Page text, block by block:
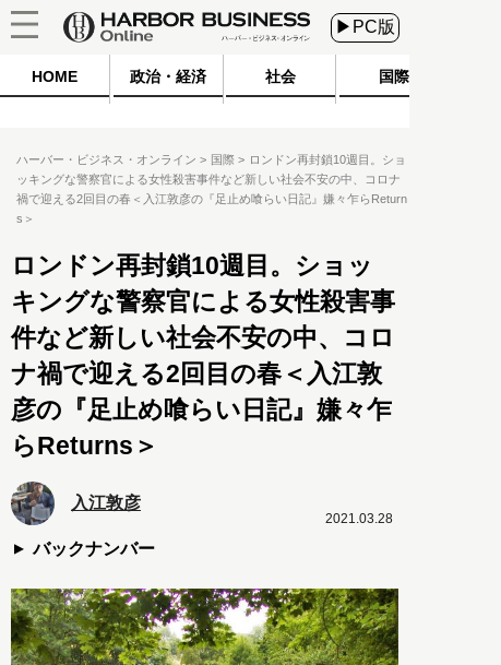
▶PC版
HOME 政治・経済 社会 国際
ハーバー・ビジネス・オンライン 国際
ロンドン再封鎖10週目。ショ
ッキングな警察官による女性殺害事件など新しい社会不安の中、コロナ
禍で迎える2回目の春＜入江敦彦の『足止め喰らい日記』嫌々乍らReturn
s＞
ロンドン再封鎖10週目。ショッ
キングな警察官による女性殺害事
件など新しい社会不安の中、コロ
ナ禍で迎える2回目の春＜入江敦
彦の『足止め喰らい日記』嫌々乍
らReturns＞
入江敦彦
バックナンバー
2021.03.28